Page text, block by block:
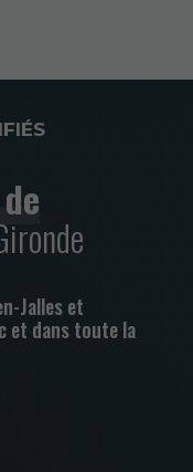
Jalles et
et dans toute la